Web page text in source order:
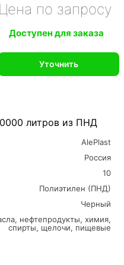
литров из ПНД
AlePlast
Россия
10
Полиэтилен (ПНД)
Черный
нефтепродукты, химия,
спирты, щелочи, пищевые
Цена по запросу
Доступен для заказа
Уточнить